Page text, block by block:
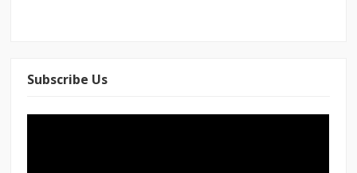
Subscribe Us